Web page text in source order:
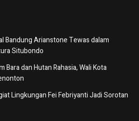
Bandung Arianstone Tewas dalam
Situbondo
Bara dan Hutan Rahasia, Wali Kota
Lingkungan Fei Febriyanti Jadi Sorotan